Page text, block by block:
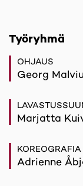
Työryhmä
OHJAUS
Georg
Marjatta
KOREOGRAFIA
Adrienne